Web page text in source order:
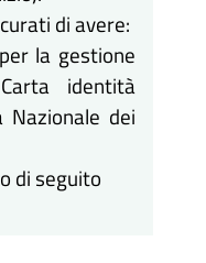
di avere:
la gestione
identità
Nazionale dei
di seguito